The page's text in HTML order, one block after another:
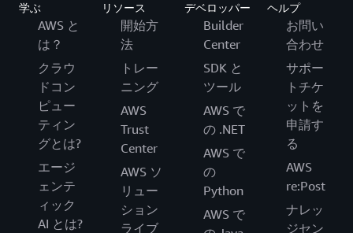
学ぶ
AWS と
は？
クラウ
ドコン
ピュー
ティン
グとは?
エージ
ェンテ
ィック
AI とは?
リソース
開始方
法
トレー
ニング
AWS
Trust
Center
AWS ソ
リュー
ション
ライブ
デベロッパー
Builder
Center
SDK と
ツール
AWS で
の .NET
AWS で
の
Python
AWS で
ヘルプ
お問い
合わせ
サポー
トチケ
ットを
申請す
る
AWS
re:Post
ナレッ
ジセン